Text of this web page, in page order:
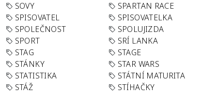
SOVY
SPARTAN RACE
SPISOVATEL
SPISOVATELKA
SPOLEČNOST
SPOLUJIZDA
SPORT
SRÍ LANKA
STAG
STAGE
STÁNKY
STAR WARS
STATISTIKA
STÁTNÍ MATURITA
STÁŽ
STÍHAČKY